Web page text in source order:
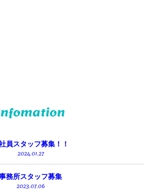
員スタッフ募集！！
2024.01.27
務所スタッフ募集
2023.07.06